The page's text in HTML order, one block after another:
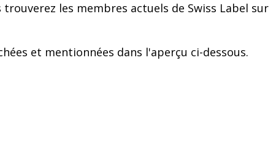
les membres actuels de Swiss Label sur
et mentionnées dans l'aperçu ci-dessous.